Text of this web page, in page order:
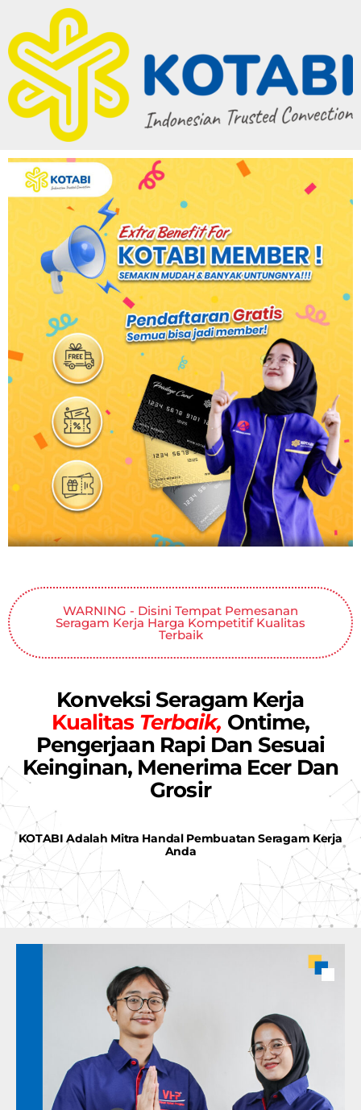
WARNING - Disini Tempat Pemesanan
Seragam Kerja Harga Kompetitif Kualitas
Terbaik
Konveksi Seragam Kerja
Kualitas Terbaik, Ontime,
Pengerjaan Rapi Dan Sesuai
Keinginan, Menerima Ecer Dan
Grosir
KOTABI Adalah Mitra Handal Pembuatan Seragam Kerja
Anda